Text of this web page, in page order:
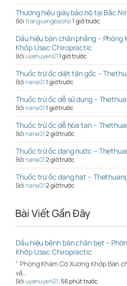
Thương hiệu giày bảo hộ tại Bắc
Bởitrangvangbaoho1 giờ trước
Dấu hiệu bàn chân phẳng – Phòng
Khớp Usac Chiropractic
Bởiuyenuyen011 giờ trước
Thuốc trừ ốc diệt tận gốc –
Bởinana011 giờ trước
Thuốc trừ ốc dễ sử dụng –
Bởinana011 giờ trước
Thuốc trừ ốc dễ hòa tan –
Bởinana012 giờ trước
Thuốc trừ ốc dạng nước –
Bởinana012 giờ trước
Thuốc trừ ốc dạng hạt –
Bởinana012 giờ trước
Bài Viết Gần Đây
Dấu hiệu bệnh bàn chân bẹt –
Khớp Usac Chiropractic
" Phòng Khám Cơ Xương Khớp Bàn
vấ…
Bởiuyenuyen01,56 phút trước